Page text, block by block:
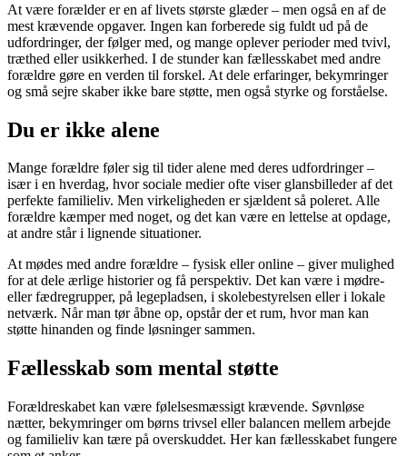
At være forælder er en af livets største glæder – men også en af de
mest krævende opgaver. Ingen kan forberede sig fuldt ud på de
udfordringer, der følger med, og mange oplever perioder med tvivl,
træthed eller usikkerhed. I de stunder kan fællesskabet med andre
forældre gøre en verden til forskel. At dele erfaringer, bekymringer
og små sejre skaber ikke bare støtte, men også styrke og forståelse.
Du er ikke alene
Mange forældre føler sig til tider alene med deres udfordringer –
især i en hverdag, hvor sociale medier ofte viser glansbilleder af det
perfekte familieliv. Men virkeligheden er sjældent så poleret. Alle
forældre kæmper med noget, og det kan være en lettelse at opdage,
at andre står i lignende situationer.
At mødes med andre forældre – fysisk eller online – giver mulighed
for at dele ærlige historier og få perspektiv. Det kan være i mødre-
eller fædregrupper, på legepladsen, i skolebestyrelsen eller i lokale
netværk. Når man tør åbne op, opstår der et rum, hvor man kan
støtte hinanden og finde løsninger sammen.
Fællesskab som mental støtte
Forældreskabet kan være følelsesmæssigt krævende. Søvnløse
nætter, bekymringer om børns trivsel eller balancen mellem arbejde
og familieliv kan tære på overskuddet. Her kan fællesskabet fungere